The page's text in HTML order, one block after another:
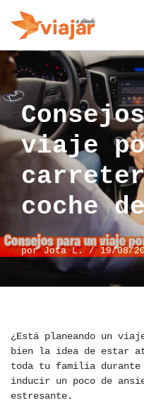
Saltar
al
contenido
viaje
coche
porJota L. 19/08/
¿Está planeando un
bien la idea de estar
toda tu familia durante
inducir un poco de
estresante.